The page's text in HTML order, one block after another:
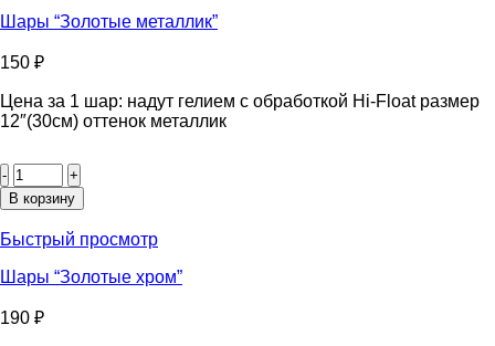
Шары “Золотые металлик”
150 ₽
Цена за 1 шар: надут гелием с обработкой Hi-Float размер
12″(30см) оттенок металлик
товара
Шары
металлик”
В корзину
Быстрый просмотр
Шары “Золотые хром”
190 ₽